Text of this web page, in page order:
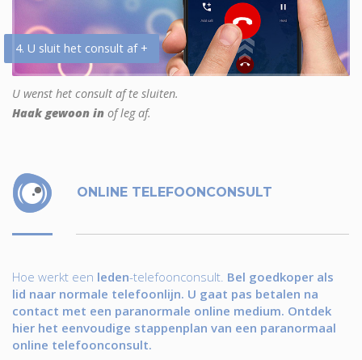
4. U sluit het consult af +
U wenst het consult af te sluiten.
Haak gewoon in of leg af.
ONLINE TELEFOONCONSULT
Hoe werkt een leden-telefoonconsult. Bel goedkoper als
lid naar normale telefoonlijn. U gaat pas betalen na
contact met een paranormale online medium. Ontdek
hier het eenvoudige stappenplan van een paranormaal
online telefoonconsult.